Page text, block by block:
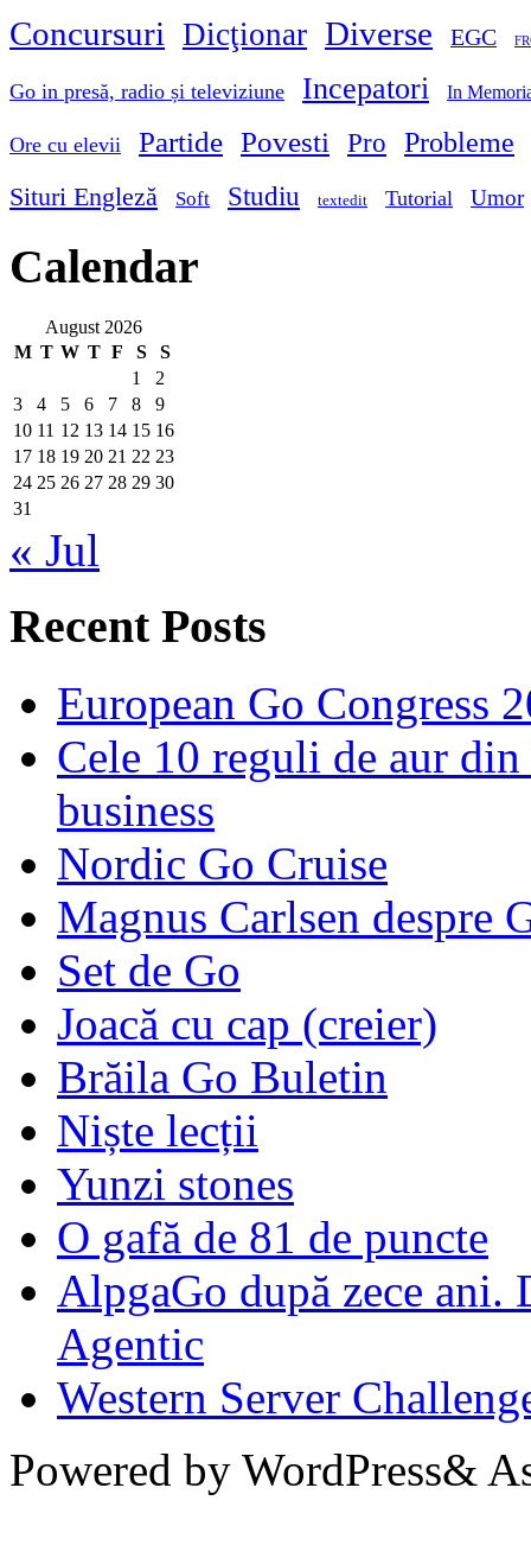
Concursuri Dicţionar Diverse EGC
Go in presă, radio și televiziune Incepatori In
Ore cu elevii Partide Povesti Pro Probleme
Situri Engleză Soft Studiu textedit Tutorial Umor
Calendar
August 2026
M T W T F S
S
1
2
3
4 5 6 7 8
9
10 11 12 13 14 15 16
17 18 19 20 21 22 23
24 25 26 27 28 29 30
31
« Jul
Recent Posts
European Go Congress
Cele 10 reguli de aur
business
Nordic Go Cruise
Magnus Carlsen despre
Set de Go
Joacă cu cap (creier)
Brăila Go Buletin
Niște lecții
Yunzi stones
O gafă de 81 de puncte
AlpgaGo după zece ani.
Agentic
Western Server
Powered by WordPress&